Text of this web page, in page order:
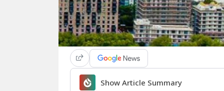
Show Article Summary